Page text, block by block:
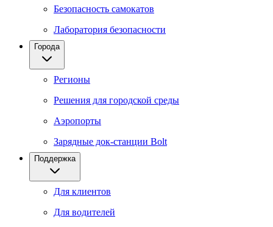
Безопасность самокатов
Лаборатория безопасности
Города
Регионы
Решения для городской среды
Аэропорты
Зарядные док-станции Bolt
Поддержка
Для клиентов
Для водителей